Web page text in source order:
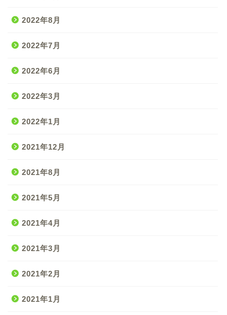
2022年8月
2022年7月
2022年6月
2022年3月
2022年1月
2021年12月
2021年8月
2021年5月
2021年4月
2021年3月
2021年2月
2021年1月